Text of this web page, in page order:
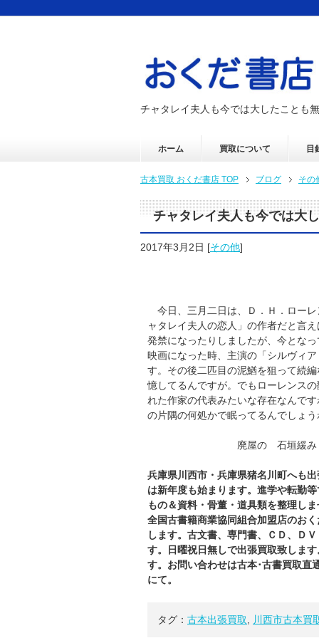
チャタレイ夫人も今では大したことも無
ホーム 買取について 目
古本買取 おくだ書店 TOP ブログ その
チャタレイ夫人も今では大
2017年3月2日 [その他]
今日、三月二日は、Ｄ．Ｈ．ロー
ャタレイ夫人の恋人」の作者だと言
発禁になったりしましたが、今とな
映画になった時、主演の「シルヴィ
す。その後二匹目の泥鰌を狙って続
憶してるんですが。でもローレンス
れた作家の代表みたいな存在なんで
の片隅の何処かで眠ってるんでしょう
廃屋の 石垣緩み 草
兵庫県川西市・兵庫県猪名川町へも
は新年度も始まります。進学や転勤
もの＆資料・骨董・道具類を整理し
全国古書籍商業協同組合加盟店のおく
します。古文書、専門書、ＣＤ、Ｄ
す。日曜祝日無しで出張買取致しま
す。お問い合わせは古本･古書買取
にて。
タグ： 古本出張買取, 川西市古本買